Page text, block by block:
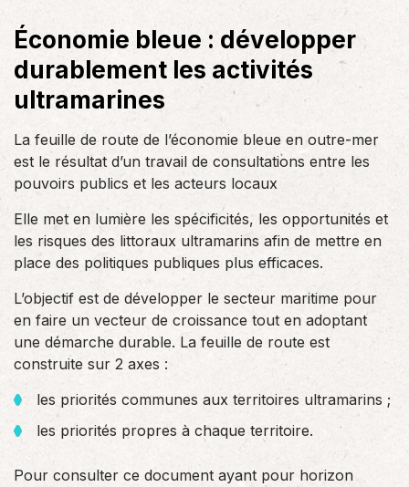
Économie bleue : développer
durablement les activités
ultramarines
La feuille de route de l’économie bleue en outre-mer
est le résultat d’un travail de consultations entre les
pouvoirs publics et les acteurs locaux
Elle met en lumière les spécificités, les opportunités et
les risques des littoraux ultramarins afin de mettre en
place des politiques publiques plus efficaces.
L’objectif est de développer le secteur maritime pour
en faire un vecteur de croissance tout en adoptant
une démarche durable. La feuille de route est
construite sur 2 axes :
les priorités communes aux territoires ultramarins ;
les priorités propres à chaque territoire.
Pour consulter ce document ayant pour horizon